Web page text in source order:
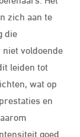
zich aan te
die
voldoende
leiden tot
wat op
en
goed